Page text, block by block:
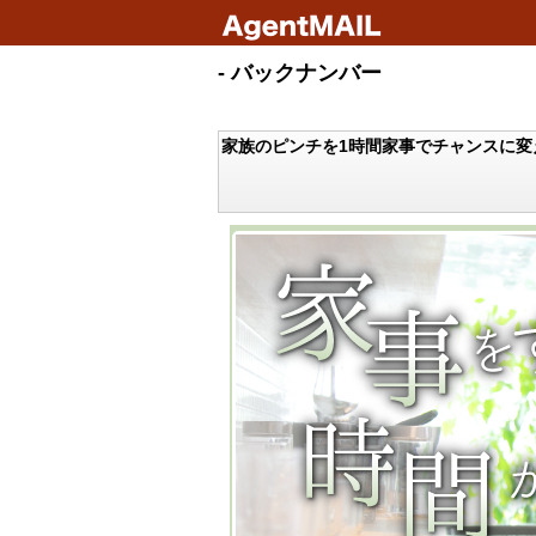
- バックナンバー
家族のピンチを1時間家事でチャンスに